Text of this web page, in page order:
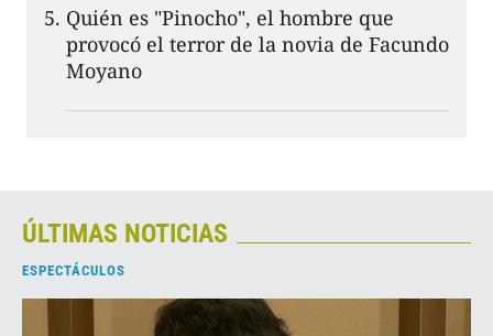
Quién es "Pinocho", el hombre que
provocó el terror de la novia de Facundo
Moyano
ÚLTIMAS NOTICIAS
ESPECTÁCULOS